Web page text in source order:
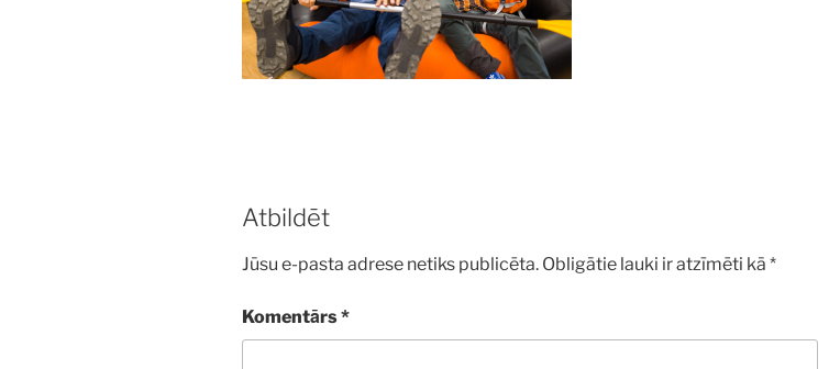
Atbildēt
Jūsu e-pasta adrese netiks publicēta. Obligātie lauki ir atzīmēti kā *
Komentārs*